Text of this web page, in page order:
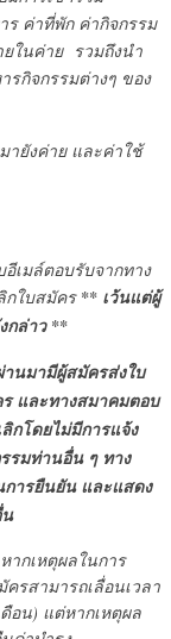
ร ค่าที่พัก ค่ากิจกรรม
ยในค่าย รวมถึงนำ
รกิจกรรมต่างๆ ของ
ายังค่าย และค่าใช้
เมล์ตอบรับจากทาง
กใบสมัคร ** เว้นแต่ผู้
กล่าว **
านมามีผู้สมัครส่งใบ
และทางสมาคมตอบ
กโดยไม่มีการแจ้ง
รมท่านอื่น ๆ ทาง
การยืนยัน และแสดง
ากเหตุผลในการ
รสามารถเลื่อนเวลา
อน) แต่หากเหตุผล